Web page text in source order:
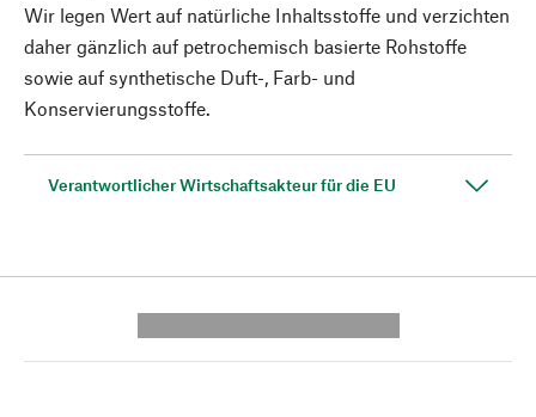
Wir legen Wert auf natürliche Inhaltsstoffe und verzichten
daher gänzlich auf petrochemisch basierte Rohstoffe
sowie auf synthetische Duft-, Farb- und
Konservierungsstoffe.
Verantwortlicher Wirtschaftsakteur für die EU